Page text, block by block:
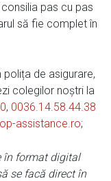
pas cu pas
să fie complet în
de asigurare,
colegilor noștri la
, 0036.14.58.44.38
assistance.ro;
în format digital
se facă direct în